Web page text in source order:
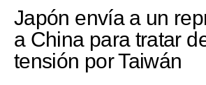
Economía
Mercados
Japón envía a un
a China para tratar
tensión por Taiwán